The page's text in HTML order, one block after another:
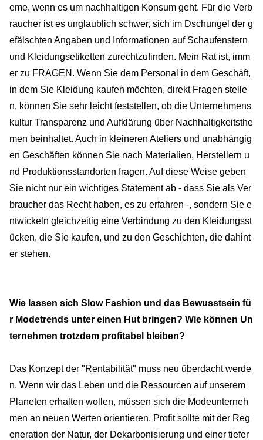
eme, wenn es um nachhaltigen Konsum geht. Für die Verb
raucher ist es unglaublich schwer, sich im Dschungel der g
efälschten Angaben und Informationen auf Schaufenstern
und Kleidungsetiketten zurechtzufinden. Mein Rat ist, imm
er zu FRAGEN. Wenn Sie dem Personal in dem Geschäft,
in dem Sie Kleidung kaufen möchten, direkt Fragen stelle
n, können Sie sehr leicht feststellen, ob die Unternehmens
kultur Transparenz und Aufklärung über Nachhaltigkeitsthe
men beinhaltet. Auch in kleineren Ateliers und unabhängig
en Geschäften können Sie nach Materialien, Herstellern u
nd Produktionsstandorten fragen. Auf diese Weise geben
Sie nicht nur ein wichtiges Statement ab - dass Sie als Ver
braucher das Recht haben, es zu erfahren -, sondern Sie e
ntwickeln gleichzeitig eine Verbindung zu den Kleidungsst
ücken, die Sie kaufen, und zu den Geschichten, die dahint
er stehen.
Wie lassen sich Slow Fashion und das Bewusstsein fü
r Modetrends unter einen Hut bringen? Wie können Un
ternehmen trotzdem profitabel bleiben?
Das Konzept der "Rentabilität" muss neu überdacht werde
n. Wenn wir das Leben und die Ressourcen auf unserem
Planeten erhalten wollen, müssen sich die Modeunterneh
men an neuen Werten orientieren. Profit sollte mit der Reg
eneration der Natur, der Dekarbonisierung und einer tiefer